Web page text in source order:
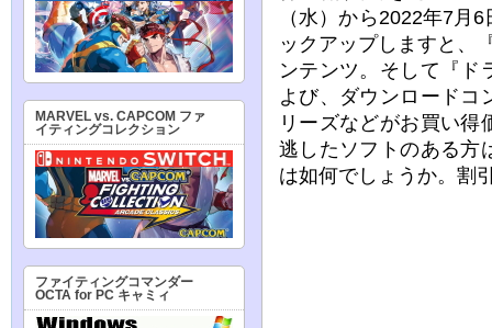
（水）から2022年7月
ックアップしますと、
ンテンツ。そして『
よび、ダウンロードコ
リーズなどがお買い得
逃したソフトのある方
は如何でしょうか。割
MARVEL vs. CAPCOM ファ
イティングコレクション
ファイティングコマンダー
OCTA for PC キャミィ